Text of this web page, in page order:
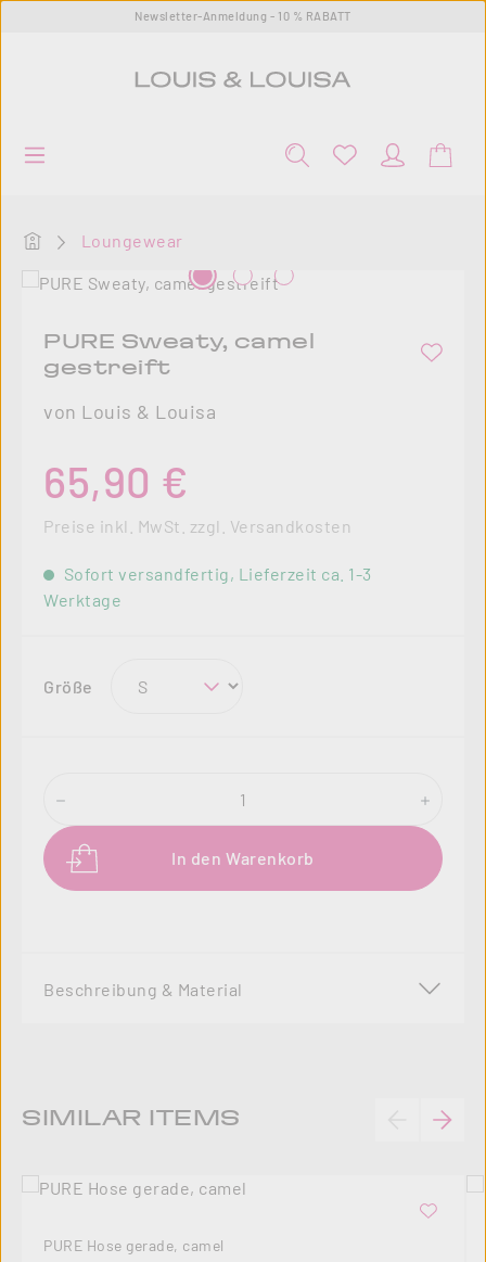
Zum Hauptinhalt springenNewsletter-Anmeldung - 10 % RABATT
Startseite
Loungewear
Bildergalerie überspringen
PURE Sweaty, camel
gestreift
von Louis & Louisa
65,90 €
Preise inkl. MwSt. zzgl. Versandkosten
Sofort versandfertig, Lieferzeit ca. 1-3
Werktage
Größe auswählen
Produkt Anzahl: Gib den gewünschten
In den Warenkorb
Beschreibung & Material
Produktgalerie überspringen
SIMILAR ITEMS
PURE Hose gerade, camel